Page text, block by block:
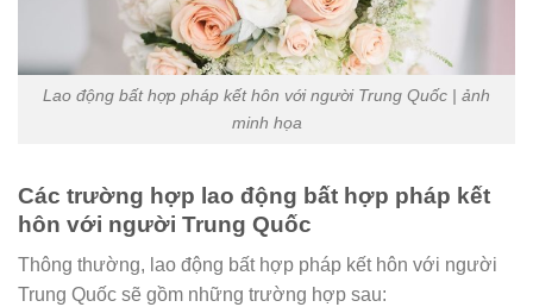
Lao động bất hợp pháp kết hôn với người Trung Quốc | ảnh
minh họa
Các trường hợp lao động bất hợp pháp kết
hôn với người Trung Quốc
Thông thường, lao động bất hợp pháp kết hôn với người
Trung Quốc sẽ gồm những trường hợp sau: